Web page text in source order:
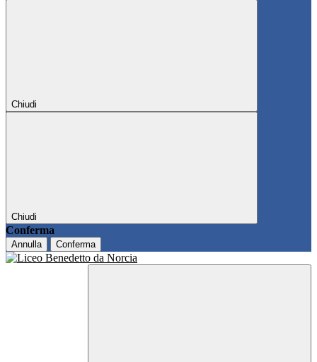
Chiudi
Chiudi
Conferma
Annulla Conferma